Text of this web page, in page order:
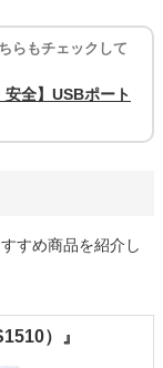
らもチェックして
全】USBポート
すめ商品を紹介し
）』